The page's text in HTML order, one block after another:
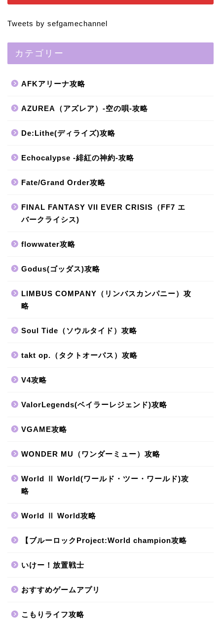
Tweets by sefgamechannel
カテゴリー
AFKアリーナ攻略
AZUREA（アズレア）-空の唄-攻略
De:Lithe(ディライズ)攻略
Echocalypse -緋紅の神約-攻略
Fate/Grand Order攻略
FINAL FANTASY VII EVER CRISIS（FF7 エ
バークライシス)
flowwater攻略
Godus(ゴッダス)攻略
LIMBUS COMPANY（リンバスカンパニー）攻
略
Soul Tide（ソウルタイド）攻略
takt op.（タクトオーパス）攻略
V4攻略
ValorLegends(ベイラーレジェンド)攻略
VGAME攻略
WONDER MU（ワンダーミュー）攻略
World Ⅱ World(ワールド・ツー・ワールド)攻
略
World Ⅱ World攻略
【ブルーロックProject:World champion攻略
いけー！放置戦士
おすすめゲームアプリ
こもりライフ攻略